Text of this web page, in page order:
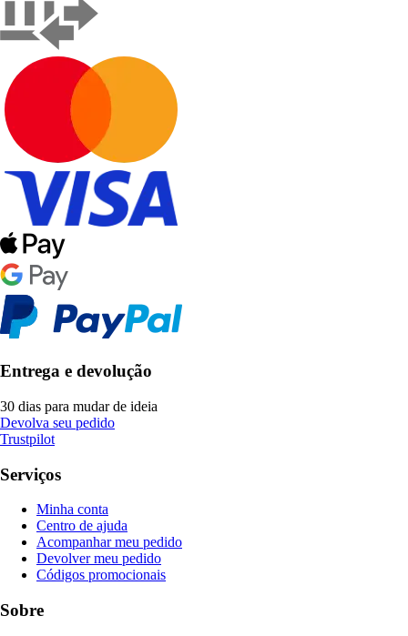
Entrega e devolução
30 dias para mudar de ideia
Devolva seu pedido
Trustpilot
Serviços
Minha conta
Centro de ajuda
Acompanhar meu pedido
Devolver meu pedido
Códigos promocionais
Sobre